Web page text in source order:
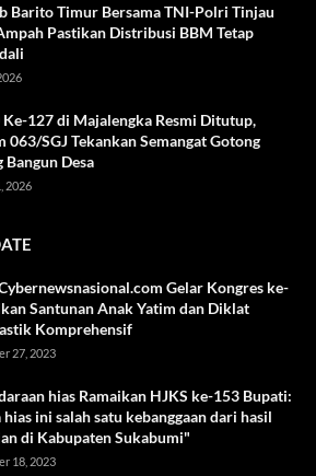
Barito Timur Bersama TNI-Polri Tinjau
Pastikan Distribusi BBM Tetap
127 di Majalengka Resmi Ditutup,
063/SGJ Tekankan Semangat Gotong
Bangun Desa
2026
Gelar Kongres ke-
Santunan Anak Yatim dan Diklat
Komprehensif
27, 2023
hias Ramaikan HJKS ke-153 Bupati:
hias ini salah satu kebanggaan dari hasil
di Kabupaten Sukabumi"
18, 2023